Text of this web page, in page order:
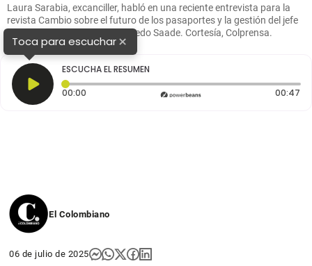
Laura Sarabia, excanciller, habló en una reciente entrevista para la
revista Cambio sobre el futuro de los pasaportes y la gestión del jefe
de despacho presidencial, Alfredo Saade. Cortesía, Colprensa.
Toca para escuchar×
ESCUCHA EL RESUMEN
00:00 Tiempo transcurrido: 0 segundos 00:47
El Colombiano
06 de julio de 2025